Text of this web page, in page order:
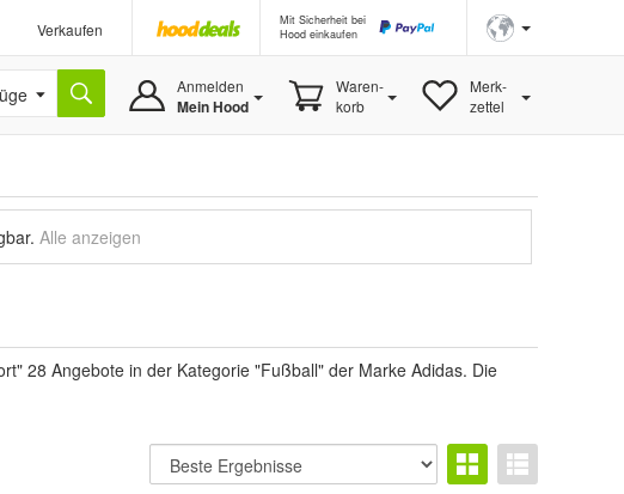
Verkaufen
Mit Sicherheit bei
Hood einkaufen
Anmelden
Mein Hood
Waren-
korb
Merk-
zettel
Alle anzeigen
28 Angebote in der Kategorie "Fußball" der Marke Adidas. Die